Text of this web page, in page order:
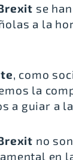
se
a la
, como
la
a guiar a
no
en